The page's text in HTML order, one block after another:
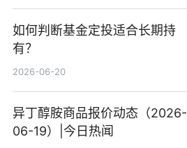
如何判断基金定投适合长期持
有？
2026-06-20
异丁醇胺商品报价动态（2026-
06-19）|今日热闻